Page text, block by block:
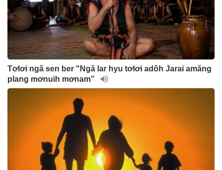
Tơlơi ngă sen ber "Ngă lar hyu tơlơi adôh Jarai amăng
plang mơnuih mơnam”